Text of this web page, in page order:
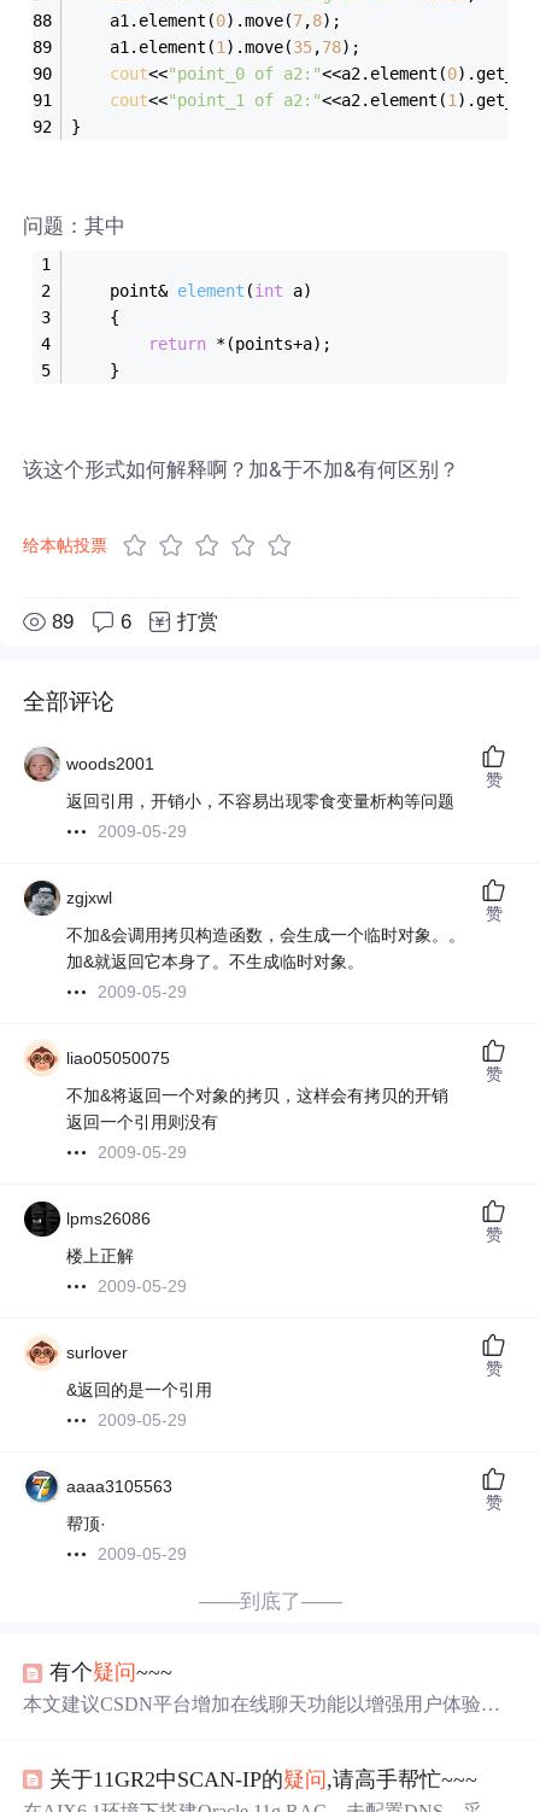
	a1.element(
0).move(7,8);
	a1.element(
1 ).move(35,78);
cout<<"point_0 of a2:"<<a2.element(0
cout<<"point_1 of a2:"<<a2.element(1
}
问题：其中
point& element (int a)
	{
return *(points+a);
	}
该这个形式如何解释啊？加&于不加&有何区别？
给本帖投票
89 6 打赏
全部评论
woods2001
返回引用，开销小，不容易出现零食变量析构等问题
2009-05-29
赞
zgjxwl
不加&会调用拷贝构造函数，会生成一个临时对象。。
加&就返回它本身了。不生成临时对象。
2009-05-29
赞
liao05050075
不加&将返回一个对象的拷贝，这样会有拷贝的开销
返回一个引用则没有
2009-05-29
赞
lpms26086
楼上正解
2009-05-29
赞
surlover
&返回的是一个引用
2009-05-29
赞
aaaa3105563
帮顶·
2009-05-29
赞
——到底了——
有个疑问~~~
本文建议CSDN平台增加在线聊天功能以增强用户体验，
关于11GR2中SCAN-IP的疑问,请高手帮忙~~~